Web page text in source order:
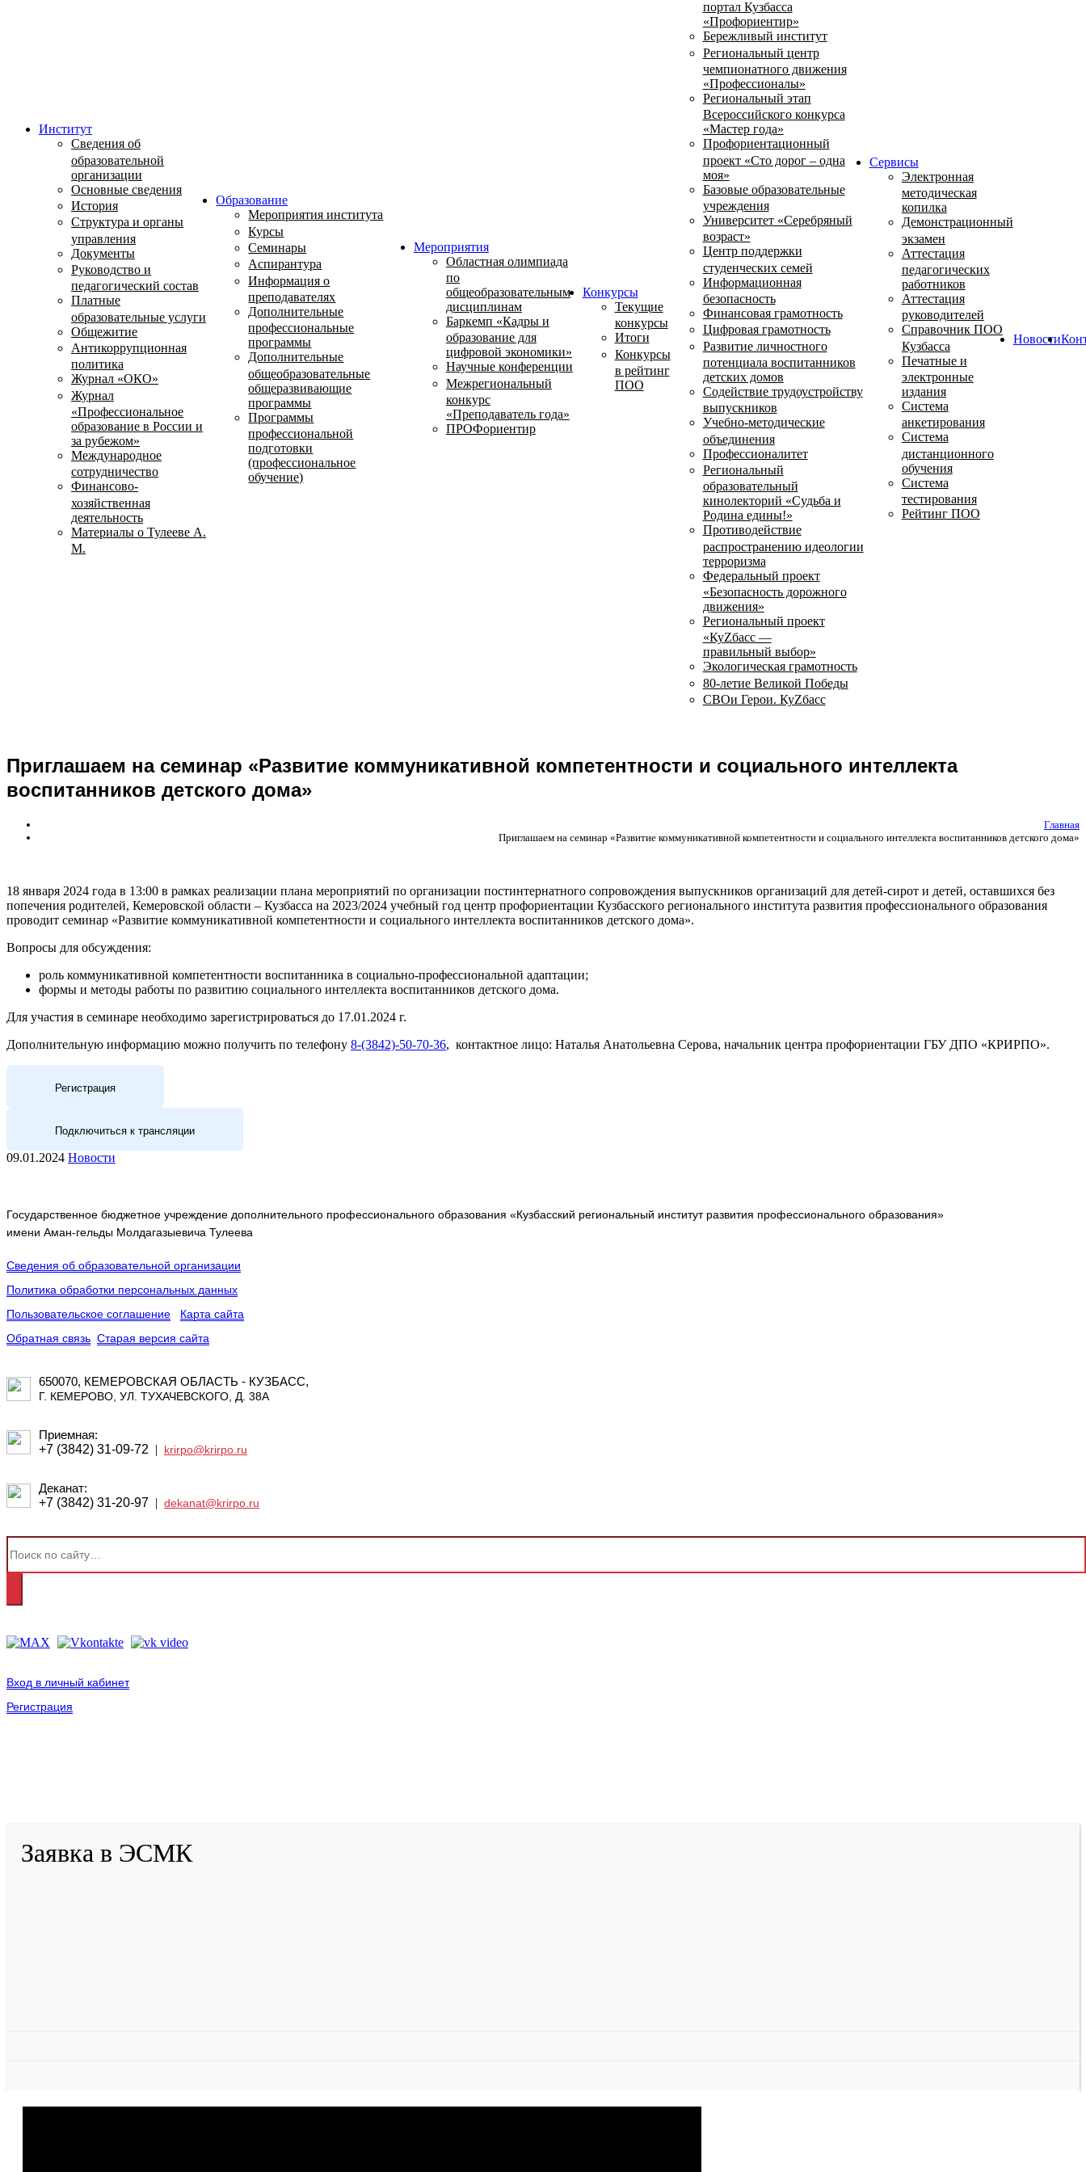
Институт
Сведения об
образовательной
организации
Основные сведения
История
Структура и органы
управления
Документы
Руководство и
педагогический состав
Платные
образовательные услуги
Общежитие
Антикоррупционная
политика
Журнал «ОКО»
Журнал
«Профессиональное
образование в России и
за рубежом»
Международное
сотрудничество
Финансово-
хозяйственная
деятельность
Материалы о Тулееве А.
М.
Образование
Мероприятия института
Курсы
Семинары
Аспирантура
Информация о
преподавателях
Дополнительные
профессиональные
программы
Дополнительные
общеобразовательные
общеразвивающие
программы
Программы
профессиональной
подготовки
(профессиональное
обучение)
Мероприятия
Областная олимпиада
по
общеобразовательным
дисциплинам
Баркемп «Кадры и
образование для
цифровой экономики»
Научные конференции
Межрегиональный
конкурс
«Преподаватель года»
ПРОФориентир
Конкурсы
Текущие
конкурсы
Итоги
Конкурсы
в рейтинг
ПОО
портал Кузбасса
«Профориентир»
Бережливый институт
Региональный центр
чемпионатного движения
«Профессионалы»
Региональный этап
Всероссийского конкурса
«Мастер года»
Профориентационный
проект «Сто дорог – одна
моя»
Базовые образовательные
учреждения
Университет «Серебряный
возраст»
Центр поддержки
студенческих семей
Информационная
безопасность
Финансовая грамотность
Цифровая грамотность
Развитие личностного
потенциала воспитанников
детских домов
Содействие трудоустройству
выпускников
Учебно-методические
объединения
Профессионалитет
Региональный
образовательный
кинолекторий «Судьба и
Родина едины!»
Противодействие
распространению идеологии
терроризма
Федеральный проект
«Безопасность дорожного
движения»
Региональный проект
«КуZбасс —
правильный выбор»
Экологическая грамотность
80-летие Великой Победы
СВОи Герои. КуZбасс
Сервисы
Электронная
методическая
копилка
Демонстрационный
экзамен
Аттестация
педагогических
работников
Аттестация
руководителей
Справочник ПОО
Кузбасса
Печатные и
электронные
издания
Система
анкетирования
Система
дистанционного
обучения
Система
тестирования
Рейтинг ПОО
Новости
Приглашаем на семинар «Развитие коммуникативной компетентности и социального интеллекта
воспитанников детского дома»
Главная
Приглашаем на семинар «Развитие коммуникативной компетентности и социального интеллекта воспитанников детского дома»
18 января 2024 года в 13:00 в рамках реализации плана мероприятий по организации постинтернатного сопровождения выпускников организаций для детей-сирот и детей, оставшихся без
попечения родителей, Кемеровской области – Кузбасса на 2023/2024 учебный год центр профориентации Кузбасского регионального института развития профессионального образования
проводит семинар «Развитие коммуникативной компетентности и социального интеллекта воспитанников детского дома».
Вопросы для обсуждения:
роль коммуникативной компетентности воспитанника в социально-профессиональной адаптации;
формы и методы работы по развитию социального интеллекта воспитанников детского дома.
Для участия в семинаре необходимо зарегистрироваться до 17.01.2024 г.
Дополнительную информацию можно получить по телефону 8-(3842)-50-70-36, контактное лицо: Наталья Анатольевна Серова, начальник центра профориентации ГБУ ДПО «КРИРПО».
Регистрация
Подключиться к трансляции
09.01.2024 Новости
Государственное бюджетное учреждение дополнительного профессионального образования «Кузбасский региональный институт развития профессионального образования»
имени Аман-гельды Молдагазыевича Тулеева
Сведения об образовательной организации
Политика обработки персональных данных
Пользовательское соглашение
Карта сайта
Обратная связь Старая версия сайта
650070, КЕМЕРОВСКАЯ ОБЛАСТЬ - КУЗБАСС,
Г. КЕМЕРОВО, УЛ. ТУХАЧЕВСКОГО, Д. 38А
Приемная:
+7 (3842) 31-09-72 | krirpo@krirpo.ru
Деканат:
+7 (3842) 31-20-97 | dekanat@krirpo.ru
Вход в личный кабинет
Регистрация
Заявка в ЭСМК